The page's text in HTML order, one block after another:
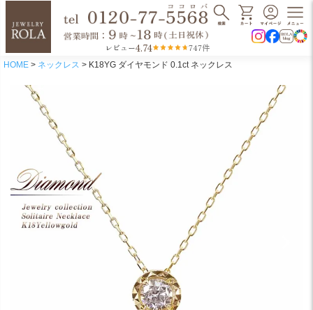
レビュー4.74 747件
HOME ネックレス K18YG ダイヤモンド 0.1ct ネックレス